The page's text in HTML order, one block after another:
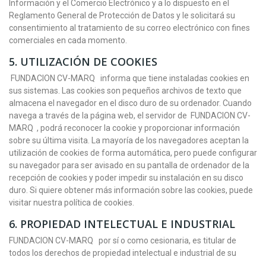
Información y el Comercio Electrónico y a lo dispuesto en el
Reglamento General de Protección de Datos y le solicitará su
consentimiento al tratamiento de su correo electrónico con fines
comerciales en cada momento.
5. UTILIZACIÓN DE COOKIES
FUNDACION CV-MARQ informa que tiene instaladas cookies en
sus sistemas. Las cookies son pequeños archivos de texto que
almacena el navegador en el disco duro de su ordenador. Cuando
navega a través de la página web, el servidor de FUNDACION CV-
MARQ , podrá reconocer la cookie y proporcionar información
sobre su última visita. La mayoría de los navegadores aceptan la
utilización de cookies de forma automática, pero puede configurar
su navegador para ser avisado en su pantalla de ordenador de la
recepción de cookies y poder impedir su instalación en su disco
duro. Si quiere obtener más información sobre las cookies, puede
visitar nuestra política de cookies.
6. PROPIEDAD INTELECTUAL E INDUSTRIAL
FUNDACION CV-MARQ por sí o como cesionaria, es titular de
todos los derechos de propiedad intelectual e industrial de su